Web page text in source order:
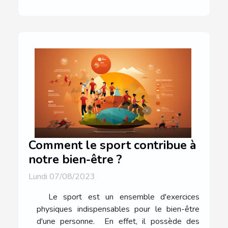
Comment le sport contribue à
notre bien-être ?
Lundi 07/08/2023
Le sport est un ensemble d'exercices
physiques indispensables pour le bien-être
d'une personne. En effet, il possède des